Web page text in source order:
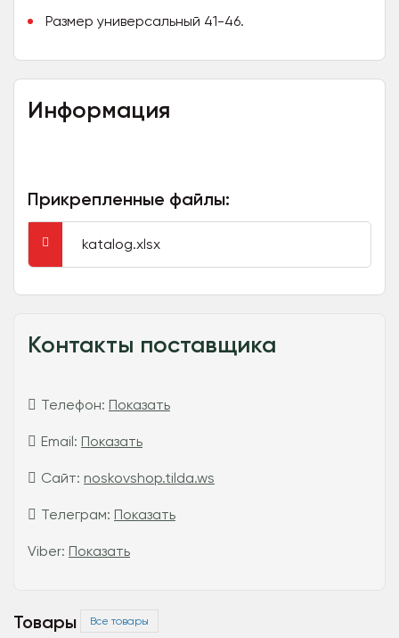
Размер универсальный 41-46.
Информация
Прикрепленные файлы:
katalog.xlsx
Контакты поставщика
Телефон: Показать
Email: Показать
Сайт: noskovshop.tilda.ws
Телеграм: Показать
Viber: Показать
Товары Все товары